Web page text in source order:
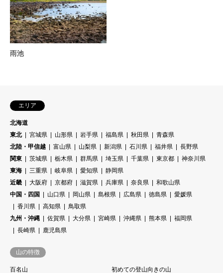
雨池
エリア
北海道
東北
宮城県 山形県 岩手県 福島県 秋田県
青森県
北陸・甲信越
富山県 山梨県 新潟県 石川県 福井県
長野県
関東
茨城県 栃木県 群馬県 埼玉県 千葉県 東京都
神奈川県
東海
三重県 岐阜県 愛知県
静岡県
近畿
大阪府 京都府 滋賀県 兵庫県 奈良県
和歌山県
中国・四国
山口県 岡山県 島根県 広島県 徳島県
愛媛県
香川県
高知県
鳥取県
九州・沖縄
佐賀県 大分県 宮崎県 沖縄県 熊本県
福岡県
長崎県
鹿児島県
山の特徴
百名山 初めての登山向きの山